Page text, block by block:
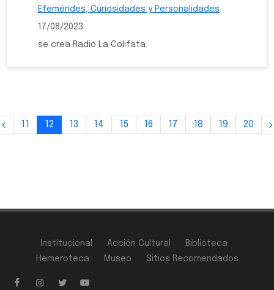
Efemérides, Curiosidades y Personalidades
17/08/2023
se crea Radio La Colifata
11 12 13 14 15 16 17 18 19 20
Institucional Acción Cultural
Biblioteca
Hemeroteca
Museo Sitios Recomendados